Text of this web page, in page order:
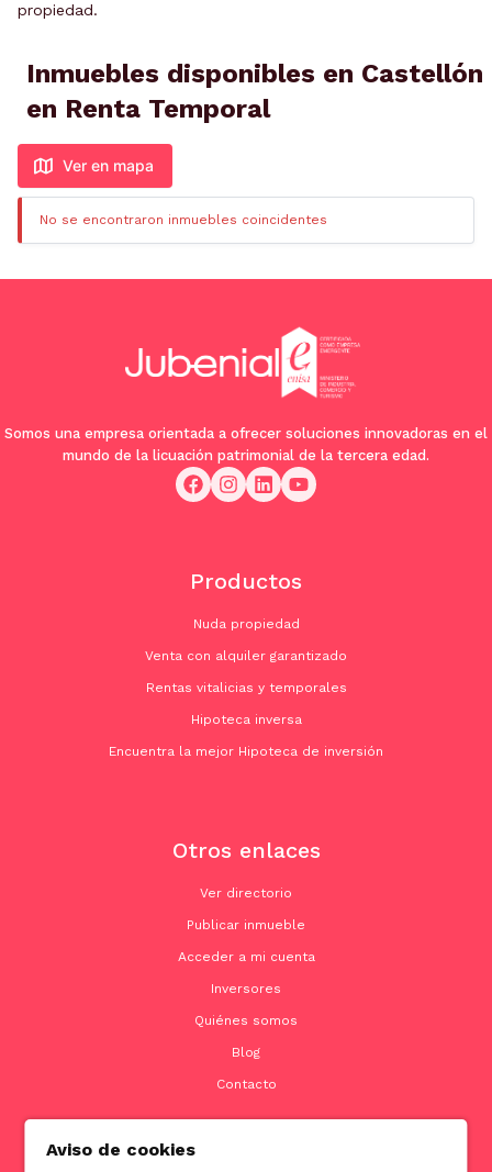
propiedad.
Inmuebles disponibles en Castellón
en Renta Temporal
Ver en mapa
No se encontraron inmuebles coincidentes
Somos una empresa orientada a ofrecer soluciones innovadoras en el
mundo de la licuación patrimonial de la tercera edad.
Productos
Nuda propiedad
Venta con alquiler garantizado
Rentas vitalicias y temporales
Hipoteca inversa
Encuentra la mejor Hipoteca de inversión
Otros enlaces
Ver directorio
Publicar inmueble
Acceder a mi cuenta
Inversores
Quiénes somos
Blog
Contacto
Aviso de cookies